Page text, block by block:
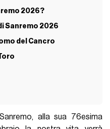
2026?
Sanremo 2026
del Cancro
alla sua 76esima